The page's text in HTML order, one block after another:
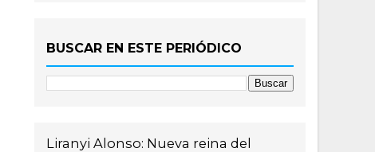
BUSCAR EN ESTE PERIÓDICO
Liranyi Alonso: Nueva reina del